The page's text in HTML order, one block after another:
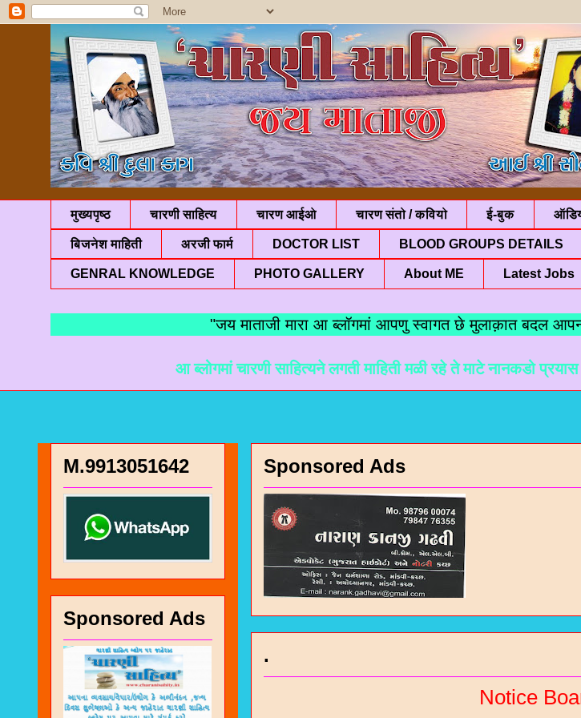
मुख्यपृष्ठ चारणी साहित्य चारण आईओ चारण संतो / कवियो ई-बुक
बिजनेश माहिती अरजी फार्म DOCTOR LIST BLOOD GROUPS DETAILS
GENRAL KNOWLEDGE PHOTO GALLERY About ME Latest Jobs
"जय माताजी मारा आ ब्लॉगमां आपणु स्वागत छे मुलाक़ात बदल आपनो
आ ब्लोगमां चारणी साहित्यने लगती माहिती मळी रहे ते माटे नानकडो प्रयास करेल छे.
Sponsored Ads
.
Notice
M.9913051642
Sponsored Ads